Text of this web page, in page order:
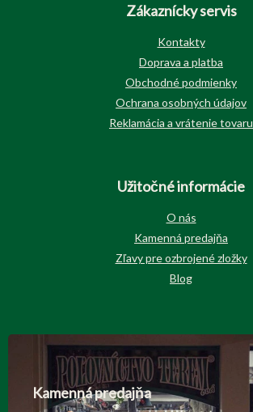
Zákaznícky servis
Kontakty
Doprava a platba
Obchodné podmienky
Ochrana osobných údajov
Reklamácia a vrátenie tovaru
Užitočné informácie
O nás
Kamenná predajňa
Zľavy pre ozbrojené zložky
Blog
Kamenná predajňa